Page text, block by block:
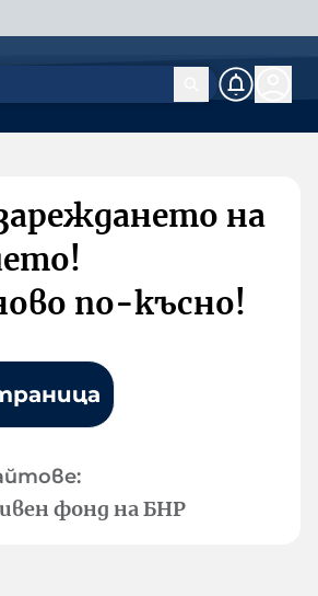
на
по-късно!
фонд на БНР